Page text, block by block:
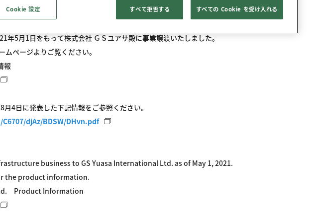
年5月1日をもって株式会社 ＧＳユアサ殿に事業譲渡いたしました。
ページよりご覧ください。
報
4日に発表した下記情報をご参照ください。
djAz/BDSW/DHvn.pdf
business to GS Yuasa International Ltd. as of May 1, 2021.
the product information.
Product Information
すべて拒否する すべての Cookie を受け入れる
Cookie 設定